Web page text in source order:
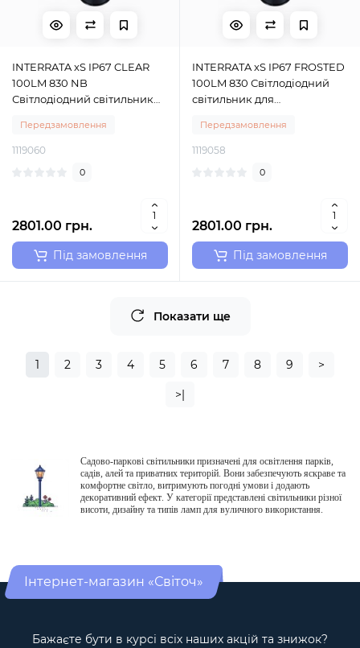
INTERRATA xS IP67 CLEAR
100LM 830 NB
Світлодіодний світильник
фіксованим світловим
модулем Sylvania (0049038)
Передзамовлення
1119060
0
2801.00 грн.
Під замовлення
INTERRATA xS IP67 FROSTED
100LM 830 Світлодіодний
світильник для
фіксованим світловим
модулем Sylvania (0049036)
Передзамовлення
1119058
0
2801.00 грн.
Під замовлення
Показати ще
1 2 3 4 5 6 7 8 9 >
>|
Садово-паркові світильники призначені для освітлення парків,
садів, алей та приватних територій. Вони забезпечують яскраве та
комфортне світло, витримують погодні умови і додають
декоративний ефект. У категорії представлені світильники різної
висоти, дизайну та типів ламп для вуличного використання.
Інтернет-магазин «Світоч»
Бажаєте бути в курсі всіх наших акцій та знижок?